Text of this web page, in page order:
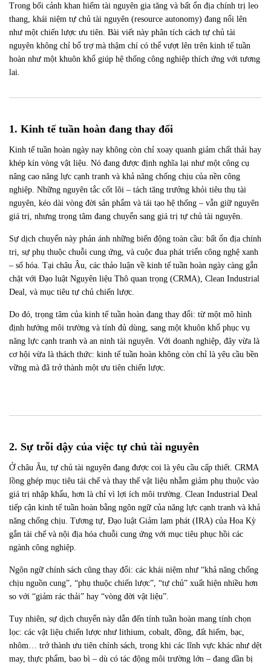
Trong bối cảnh khan hiếm tài nguyên gia tăng và bất ổn địa chính trị leo
thang, khái niệm tự chủ tài nguyên (resource autonomy) đang nổi lên
như một chiến lược ưu tiên. Bài viết này phân tích cách tự chủ tài
nguyên không chỉ bổ trợ mà thậm chí có thể vượt lên trên kinh tế tuần
hoàn như một khuôn khổ giúp hệ thống công nghiệp thích ứng với tương
lai.
1. Kinh tế tuần hoàn đang thay đổi
Kinh tế tuần hoàn ngày nay không còn chỉ xoay quanh giảm chất thải hay
khép kín vòng vật liệu. Nó đang được định nghĩa lại như một công cụ
nâng cao năng lực cạnh tranh và khả năng chống chịu của nền công
nghiệp. Những nguyên tắc cốt lõi – tách tăng trưởng khỏi tiêu thụ tài
nguyên, kéo dài vòng đời sản phẩm và tái tạo hệ thống – vẫn giữ nguyên
giá trị, nhưng trọng tâm đang chuyển sang giá trị tự chủ tài nguyên.
Sự dịch chuyển này phản ánh những biến động toàn cầu: bất ổn địa chính
trị, sự phụ thuộc chuỗi cung ứng, và cuộc đua phát triển công nghệ xanh
– số hóa. Tại châu Âu, các thảo luận về kinh tế tuần hoàn ngày càng gắn
chặt với Đạo luật Nguyên liệu Thô quan trọng (CRMA), Clean Industrial
Deal, và mục tiêu tự chủ chiến lược.
Do đó, trọng tâm của kinh tế tuần hoàn đang thay đổi: từ một mô hình
định hướng môi trường và tính đủ dùng, sang một khuôn khổ phục vụ
năng lực cạnh tranh và an ninh tài nguyên. Với doanh nghiệp, đây vừa là
cơ hội vừa là thách thức: kinh tế tuần hoàn không còn chỉ là yêu cầu bền
vững mà đã trở thành một ưu tiên chiến lược.
2. Sự trỗi dậy của việc tự chủ tài nguyên
Ở châu Âu, tự chủ tài nguyên đang được coi là yêu cầu cấp thiết. CRMA
lồng ghép mục tiêu tái chế và thay thế vật liệu nhằm giảm phụ thuộc vào
giá trị nhập khẩu, hơn là chỉ vì lợi ích môi trường. Clean Industrial Deal
tiếp cận kinh tế tuần hoàn bằng ngôn ngữ của năng lực cạnh tranh và khả
năng chống chịu. Tương tự, Đạo luật Giảm lạm phát (IRA) của Hoa Kỳ
gắn tái chế và nội địa hóa chuỗi cung ứng với mục tiêu phục hồi các
ngành công nghiệp.
Ngôn ngữ chính sách cũng thay đổi: các khái niệm như “khả năng chống
chịu nguồn cung”, “phụ thuộc chiến lược”, “tự chủ” xuất hiện nhiều hơn
so với “giảm rác thải” hay “vòng đời vật liệu”.
Tuy nhiên, sự dịch chuyển này dẫn đến tính tuần hoàn mang tính chọn
lọc: các vật liệu chiến lược như lithium, cobalt, đồng, đất hiếm, bạc,
nhôm… trở thành ưu tiên chính sách, trong khi các lĩnh vực khác như dệt
may, thực phẩm, bao bì – dù có tác động môi trường lớn – đang dần bị